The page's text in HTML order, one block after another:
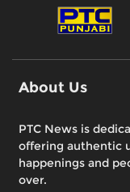
About Us
PTC News is
offering authentic
happenings and
over.